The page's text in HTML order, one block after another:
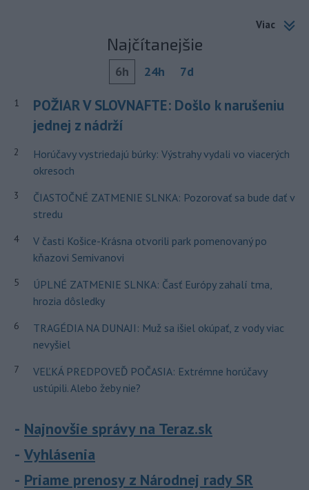
Viac
Najčítanejšie
6h 24h 7d
1
POŽIAR V SLOVNAFTE: Došlo k narušeniu
jednej z nádrží
2
Horúčavy vystriedajú búrky: Výstrahy vydali vo viacerých
okresoch
3
ČIASTOČNÉ ZATMENIE SLNKA: Pozorovať sa bude dať v
stredu
4
V časti Košice-Krásna otvorili park pomenovaný po
kňazovi Semivanovi
5
ÚPLNÉ ZATMENIE SLNKA: Časť Európy zahalí tma,
hrozia dôsledky
6
TRAGÉDIA NA DUNAJI: Muž sa išiel okúpať, z vody viac
nevyšiel
7
VEĽKÁ PREDPOVEĎ POČASIA: Extrémne horúčavy
ustúpili. Alebo žeby nie?
Najnovšie správy na Teraz.sk
Vyhlásenia
Priame prenosy z Národnej rady SR